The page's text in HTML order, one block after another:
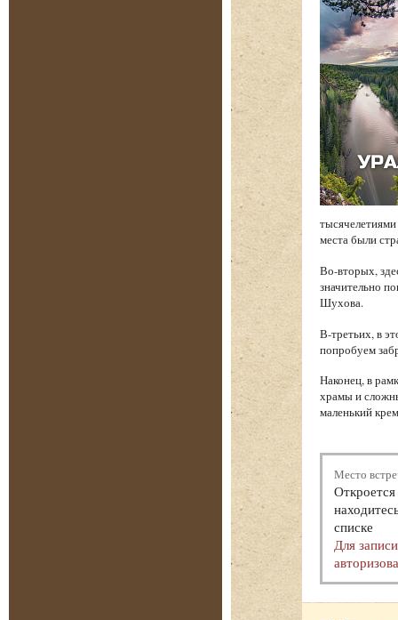
места были
Во-вторых,
значительно
Шухова.
В-третьих, в
попробуем
Наконец, в
храмы и
маленький
Место
списке
Для